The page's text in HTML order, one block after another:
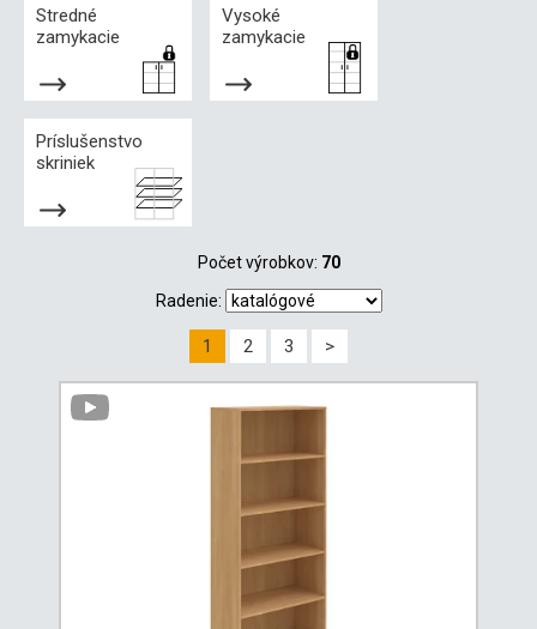
Stredné
zamykacie
Vysoké
zamykacie
Príslušenstvo
skriniek
Počet výrobkov: 70
Radenie:
1 2 3 >